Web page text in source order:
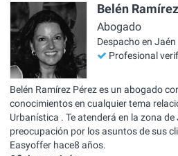
Belén
Abogado
Despacho en Jaén
Profesional
Belén Ramírez Pérez es un abogado
conocimientos en cualquier tema
Urbanística . Te atenderá en la zona
preocupación por los asuntos de sus
Easyoffer hace8 años.